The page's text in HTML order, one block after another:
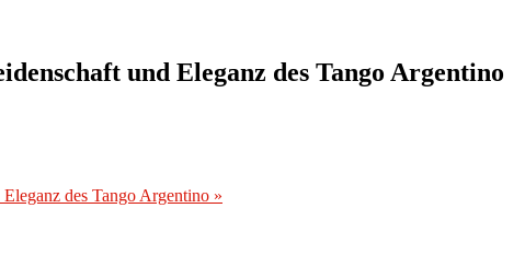
und Eleganz des Tango Argentino
des Tango Argentino »